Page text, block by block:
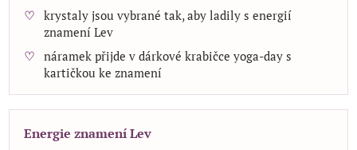
krystaly jsou vybrané tak, aby ladily s energií
znamení Lev
náramek přijde v dárkové krabičce yoga-day s
kartičkou ke znamení
Energie znamení Lev